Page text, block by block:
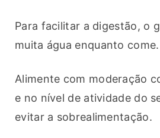
Para facilitar a digestão, o
muita água enquanto come.
Alimente com moderação
e no nível de atividade do
evitar a sobrealimentação.